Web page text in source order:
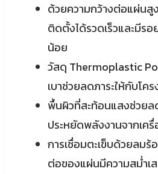
ด้วยความกว้างต่อแผ่นสู
ติดตั้งได้รวดเร็วและมีร
น้อย
วัสดุ Thermoplastic
เบาช่วยลดภาระให้กับโค
พื้นผิวที่สะท้อนแสงช่วยล
ประหยัดพลังงานจากเค
การเชื่อมตะเข็บด้วยลม
ต่อของแผ่นมีความสม่ำเ